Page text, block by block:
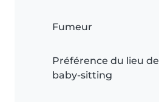
Fumeur
Préférence du lieu de
baby-sitting